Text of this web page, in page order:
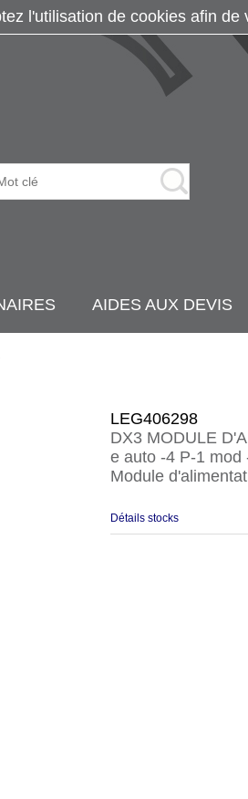
AIDES AUX DEVIS
LEG406298
DX3 MODULE
e auto -4 P-1 mod
Module
Détails stocks
l'utilisation de cookies afin